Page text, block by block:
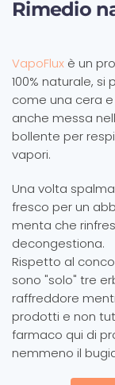
Rimedio
VapoFlux è un
100% naturale, si
come una cera
anche messa
bollente per
vapori.
Una volta
fresco per un
menta che
decongestiona.
Rispetto al
sono "solo" tre
raffreddore
prodotti e non
farmaco qui di
nemmeno il